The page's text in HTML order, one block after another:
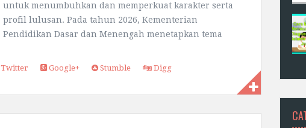
untuk menumbuhkan dan memperkuat karakter serta
profil lulusan. Pada tahun 2026, Kementerian
Pendidikan Dasar dan Menengah menetapkan tema
Twitter Google+ Stumble Digg